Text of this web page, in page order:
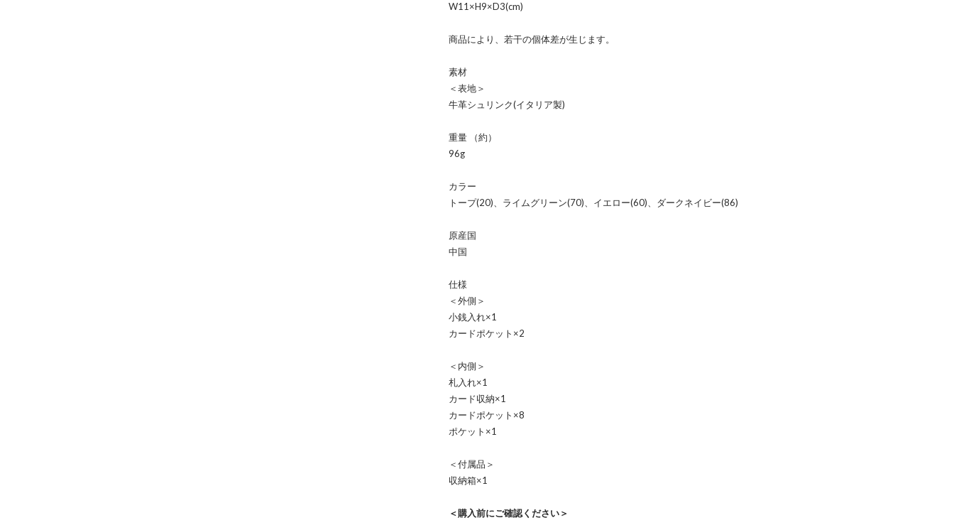
W11×H9×D3(cm)
商品により、若干の個体差が生じます。
素材
＜表地＞
牛革シュリンク(イタリア製)
重量 （約）
96g
カラー
トープ(20)、ライムグリーン(70)、イエロー(60)、ダークネイビー(86)
原産国
中国
仕様
＜外側＞
小銭入れ×1
カードポケット×2
＜内側＞
札入れ×1
カード収納×1
カードポケット×8
ポケット×1
＜付属品＞
収納箱×1
＜購入前にご確認ください＞